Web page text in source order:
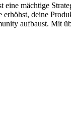
eine mächtige
deine
aufbaust. Mit